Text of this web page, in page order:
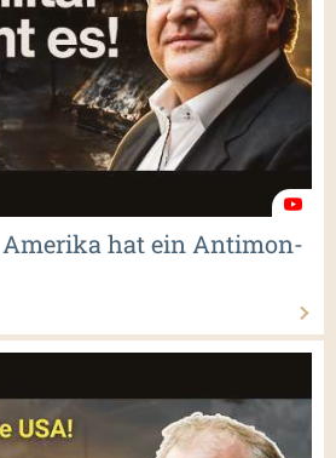
hat ein Antimon-